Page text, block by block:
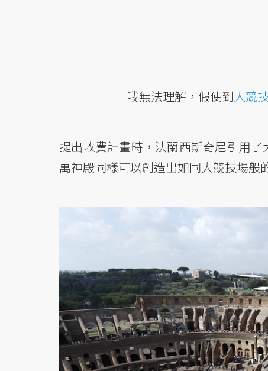
我無法理解，假使到大競
提出收費計畫時，法蘭西斯奇尼引用
萬神殿同樣可以創造出如同大競技場般